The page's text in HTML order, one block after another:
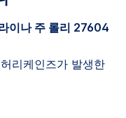
이나 주 롤리 27604
리케인즈가 발생한